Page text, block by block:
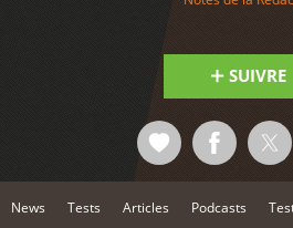
SUIVRE
News Tests Articles Podcasts